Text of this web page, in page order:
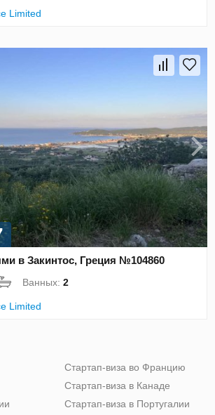
Limited
в Закинтос, Греция №104860
Ванных:2
Limited
Стартап-виза во Францию
Стартап-виза в Канаде
Стартап-виза в Португалии